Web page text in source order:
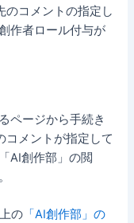
のコメントの指定し
作者ロール付与が
ページから手続き
コメントが指定して
AI創作部」の閲
の 「AI創作部」の